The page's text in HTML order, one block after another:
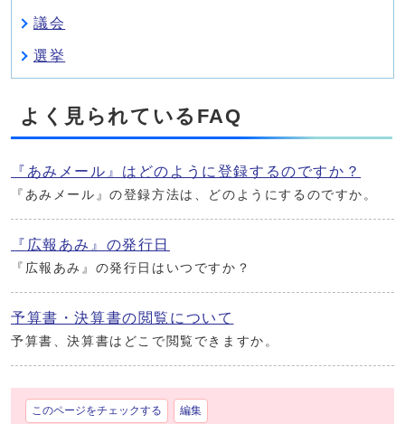
議会
選挙
よく見られているFAQ
『あみメール』はどのように登録するのですか？
『あみメール』の登録方法は、どのようにするのですか。
『広報あみ』の発行日
『広報あみ』の発行日はいつですか？
予算書・決算書の閲覧について
予算書、決算書はどこで閲覧できますか。
このページをチェックする 編集